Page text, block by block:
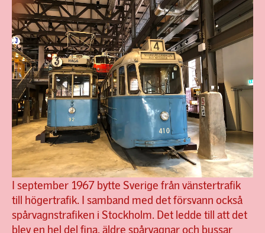
I september 1967 bytte Sverige från vänstertrafik
till högertrafik. I samband med det försvann också
spårvagnstrafiken i Stockholm. Det ledde till att det
blev en hel del fina, äldre spårvagnar och bussar